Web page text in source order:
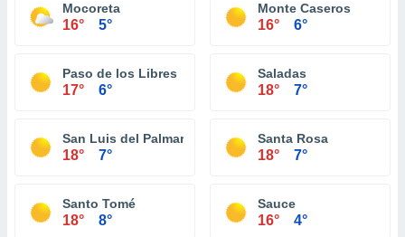
Mocoreta
16° 5°
Monte Caseros
16° 6°
Paso de los Libres
17° 6°
Saladas
18° 7°
San Luis del Palmar
18° 7°
Santa Rosa
18° 7°
Santo Tomé
18° 8°
Sauce
16° 4°